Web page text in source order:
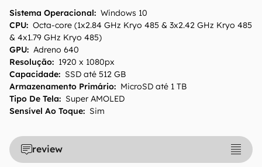
Sistema Operacional: Windows 10
CPU: Octa-core (1x2.84 GHz Kryo 485 & 3x2.42 GHz Kryo 485
& 4x1.79 GHz Kryo 485)
GPU: Adreno 640
Resolução: 1920 x 1080px
Capacidade: SSD até 512 GB
Armazenamento Primário: MicroSD até 1 TB
Tipo De Tela: Super AMOLED
Sensível Ao Toque: Sim
review